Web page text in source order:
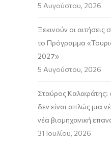
5 Αυγούστου, 2026
Ξεκινούν οι
το Πρόγραμμα
2027»
5 Αυγούστου, 2026
Σταύρος Καλαφάτης:
δεν είναι απλώς μια
νέα βιομηχανική
31 Ιουλίου, 2026